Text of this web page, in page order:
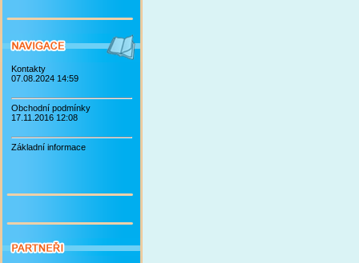
Kontakty
07.08.2024 14:59
Obchodní podmínky
17.11.2016 12:08
Základní informace